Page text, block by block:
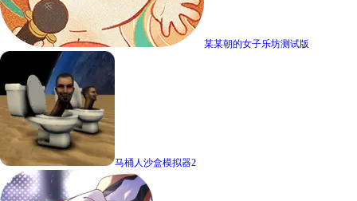
某某朝的女子乐坊测试版
马桶人沙盒模拟器2